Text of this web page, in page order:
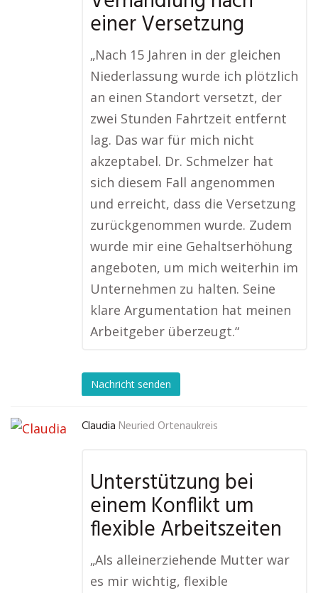
einer Versetzung
„Nach 15 Jahren in der gleichen
Niederlassung wurde ich plötzlich
an einen Standort versetzt, der
zwei Stunden Fahrtzeit entfernt
lag. Das war für mich nicht
akzeptabel. Dr. Schmelzer hat
sich diesem Fall angenommen
und erreicht, dass die Versetzung
zurückgenommen wurde. Zudem
wurde mir eine Gehaltserhöhung
angeboten, um mich weiterhin im
Unternehmen zu halten. Seine
klare Argumentation hat meinen
Arbeitgeber überzeugt.“
Nachricht senden
Claudia Neuried Ortenaukreis
Unterstützung bei
einem Konflikt um
flexible Arbeitszeiten
„Als alleinerziehende Mutter war
es mir wichtig, flexible